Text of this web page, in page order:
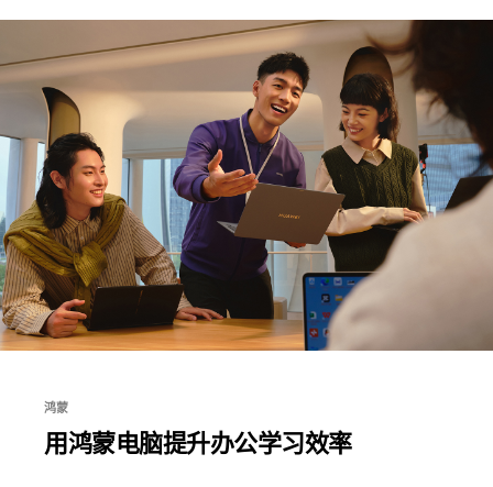
鸿蒙
用鸿蒙电脑提升办公学习效率